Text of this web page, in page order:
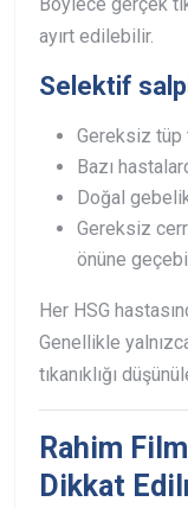
ayırt edilebilir.
Selektif
Gereksiz tüp
Bazı
Doğal
Gereksiz
önüne
Her HSG
Genellikle
tıkanıklığı
Rahim
Dikkat